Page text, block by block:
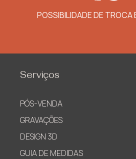
POSSIBILIDADE DE TROCA
Serviços
PÓS-VENDA
GRAVAÇÕES
DESIGN 3D
GUIA DE MEDIDAS